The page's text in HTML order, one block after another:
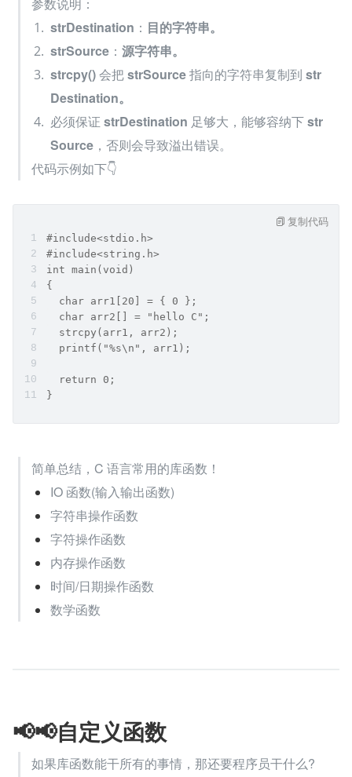
参数说明：
strDestination ： 目的字符串。
strSource ： 源字符串。
strcpy() 会把 strSource 指向的字符串复制到 str
Destination。
必须保证 strDestination 足够大，能够容纳下 str
Source ，否则会导致溢出错误。
代码示例如下👇
#include<stdio.h>
#include<string.h>
int main(void)
{
  char arr1[20] = { 0 };
  char arr2[] = "hello C";
  strcpy(arr1, arr2);
  printf("%s\n", arr1);
  return 0;
}
复制代码
简单总结，C 语言常用的库函数！
IO 函数(输入输出函数)
字符串操作函数
字符操作函数
内存操作函数
时间/日期操作函数
数学函数
📢📢自定义函数
如果库函数能干所有的事情，那还要程序员干什么?